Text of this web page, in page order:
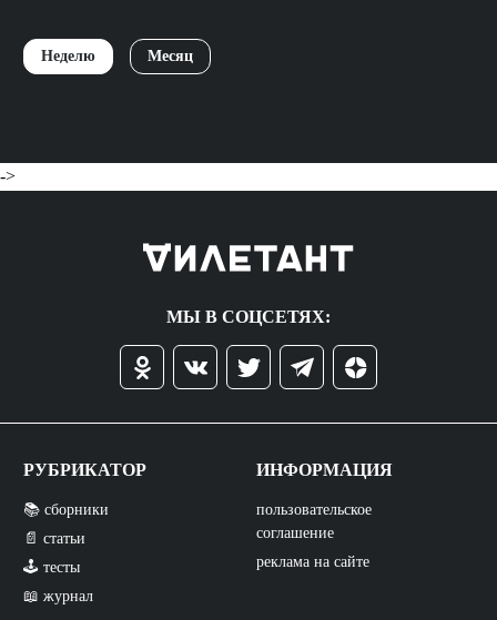
Неделю Месяц
->
МЫ В СОЦСЕТЯХ:
РУБРИКАТОР
📚 сборники
📄 статьи
🕹️ тесты
📖 журнал
ИНФОРМАЦИЯ
пользовательское
соглашение
реклама на сайте